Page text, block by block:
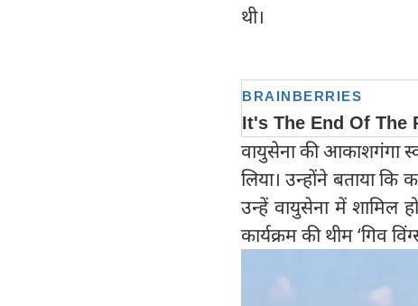
थी।
वायुसेना की आकाशगंगा
लिया। उन्होंने बताया
उन्हें वायुसेना में शामिल
कार्यक्रम की थीम ‘गिव